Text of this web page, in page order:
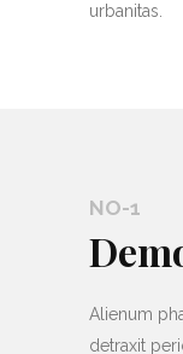
urbanitas.
NO-1
Alienum
detraxit